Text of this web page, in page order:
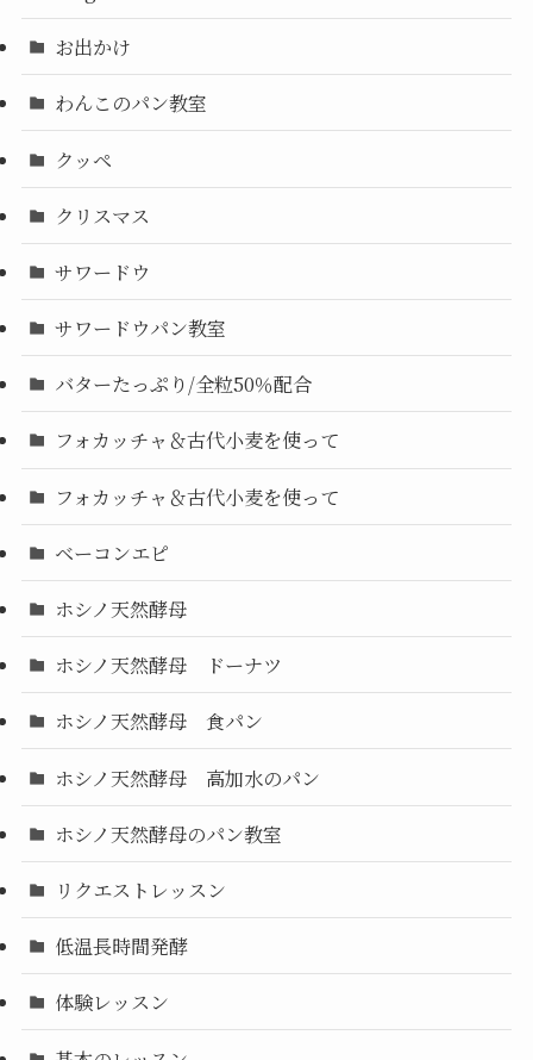
お出かけ
わんこのパン教室
クッペ
クリスマス
サワードウ
サワードウパン教室
バターたっぷり/全粒50％配合
フォカッチャ＆古代小麦を使って
フォカッチャ＆古代小麦を使って
ベーコンエピ
ホシノ天然酵母
ホシノ天然酵母 ドーナツ
ホシノ天然酵母 食パン
ホシノ天然酵母 高加水のパン
ホシノ天然酵母のパン教室
リクエストレッスン
低温長時間発酵
体験レッスン